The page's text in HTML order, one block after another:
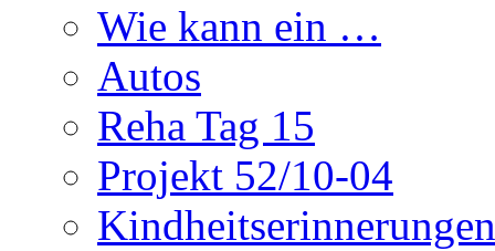
Wie kann ein …
Autos
Reha Tag 15
Projekt 52/10-04
Kindheitserinnerungen